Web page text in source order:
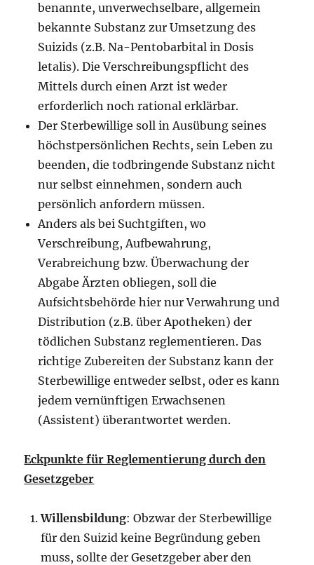
benannte, unverwechselbare, allgemein
bekannte Substanz zur Umsetzung des
Suizids (z.B. Na-Pentobarbital in Dosis
letalis). Die Verschreibungspflicht des
Mittels durch einen Arzt ist weder
erforderlich noch rational erklärbar.
Der Sterbewillige soll in Ausübung seines
höchstpersönlichen Rechts, sein Leben zu
beenden, die todbringende Substanz nicht
nur selbst einnehmen, sondern auch
persönlich anfordern müssen.
Anders als bei Suchtgiften, wo
Verschreibung, Aufbewahrung,
Verabreichung bzw. Überwachung der
Abgabe Ärzten obliegen, soll die
Aufsichtsbehörde hier nur Verwahrung und
Distribution (z.B. über Apotheken) der
tödlichen Substanz reglementieren. Das
richtige Zubereiten der Substanz kann der
Sterbewillige entweder selbst, oder es kann
jedem vernünftigen Erwachsenen
(Assistent) überantwortet werden.
Eckpunkte für Reglementierung durch den
Gesetzgeber
Willensbildung: Obzwar der Sterbewillige
für den Suizid keine Begründung geben
muss, sollte der Gesetzgeber aber den